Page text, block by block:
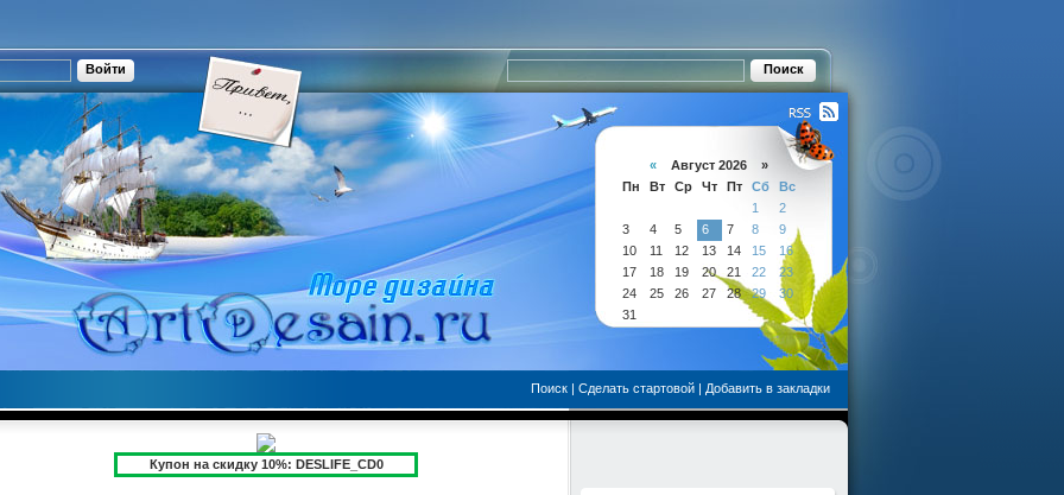
« Август 2026 »
Пн
Вт Ср Чт Пт Сб
Вс
1
2
3
4 5 6 7 8
9
10
11 12 13 14 15
16
17
18 19 20 21 22
23
24
25 26 27 28 29
30
31
Поиск | Сделать стартовой | Добавить в закладки
Купон на скидку 10%: DESLIFE_CD0